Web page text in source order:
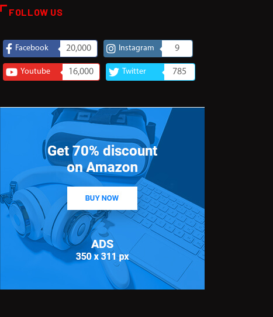
FOLLOW US
Facebook 20,000 Instagram 9
Youtube 16,000 Twitter 785